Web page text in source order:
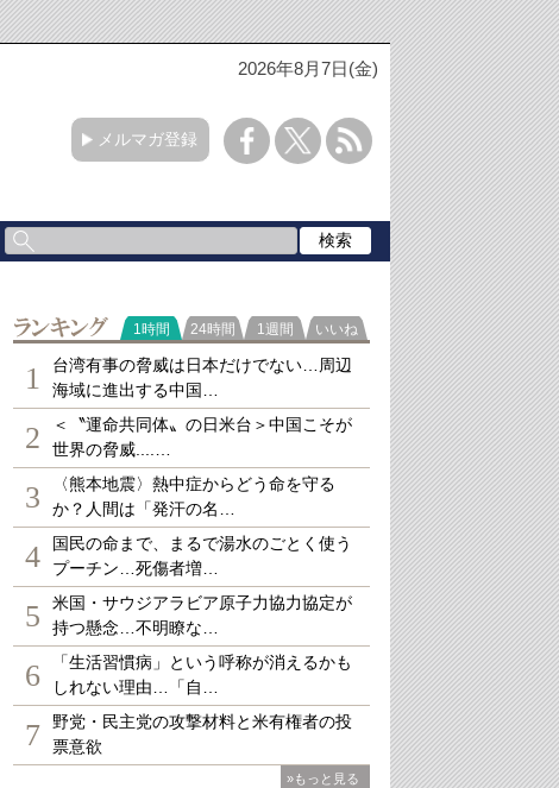
2026年8月7日(金)
メルマガ登録
ランキング
1時間 24時間 1週間 いいね
1
台湾有事の脅威は日本だけでない…周辺
海域に進出する中国…
2
＜〝運命共同体〟の日米台＞中国こそが
世界の脅威....…
3
〈熊本地震〉熱中症からどう命を守る
か？人間は「発汗の名…
4
国民の命まで、まるで湯水のごとく使う
プーチン…死傷者増…
5
米国・サウジアラビア原子力協力協定が
持つ懸念…不明瞭な…
6
「生活習慣病」という呼称が消えるかも
しれない理由…「自…
7
野党・民主党の攻撃材料と米有権者の投
票意欲
»もっと見る